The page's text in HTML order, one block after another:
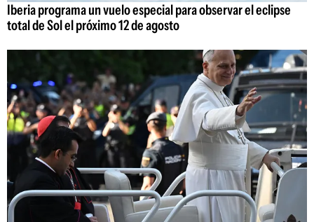
Iberia programa un vuelo especial para observar el eclipse
total de Sol el próximo 12 de agosto